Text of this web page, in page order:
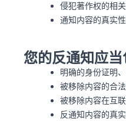
侵犯著作权的相
通知内容的真实
您的反通知应当
明确的身份证明
被移除内容的合
被移除内容在互
反通知内容的真